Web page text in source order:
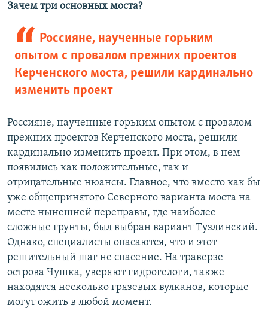
Зачем три основных моста?
Россияне, наученные горьким
опытом с провалом прежних проектов
Керченского моста, решили кардинально
изменить проект
Россияне, наученные горьким опытом с провалом
прежних проектов Керченского моста, решили
кардинально изменить проект. При этом, в нем
появились как положительные, так и
отрицательные нюансы. Главное, что вместо как бы
уже общепринятого Северного варианта моста на
месте нынешней переправы, где наиболее
сложные грунты, был выбран вариант Тузлинский.
Однако, специалисты опасаются, что и этот
решительный шаг не спасение. На траверзе
острова Чушка, уверяют гидрогелоги, также
находятся несколько грязевых вулканов, которые
могут ожить в любой момент.